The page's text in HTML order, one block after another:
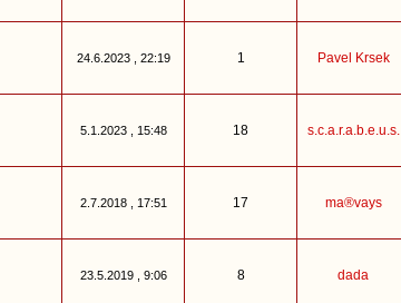
24.6.2023 , 22:19 1 Pavel Krsek
5.1.2023 , 15:48 18 s.c.a.r.a.b.e.u.s.
2.7.2018 , 17:51 17 ma®vays
23.5.2019 , 9:06 8 dada